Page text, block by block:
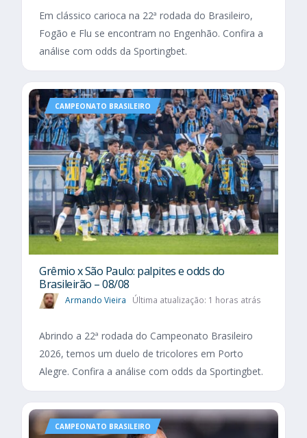
Em clássico carioca na 22ª rodada do Brasileiro,
Fogão e Flu se encontram no Engenhão. Confira a
análise com odds da Sportingbet.
CAMPEONATO BRASILEIRO
Grêmio x São Paulo: palpites e odds do
Brasileirão – 08/08
Armando Vieira Última atualização: 1 horas atrás
Abrindo a 22ª rodada do Campeonato Brasileiro
2026, temos um duelo de tricolores em Porto
Alegre. Confira a análise com odds da Sportingbet.
CAMPEONATO BRASILEIRO